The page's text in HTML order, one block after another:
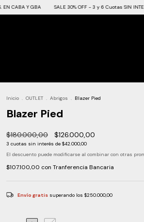
SALE 30% OFF - 3 y 6 Cuotas SIN INTERES - 15% OFF
Inicio . OUTLET . Abrigos . Blazer Pied
Blazer Pied
$180.000,00 $126.000,00
3 cuotas sin interés de $42.000,00
El descuento puede modificarse al combinar con otras
$107.100,00 con Tranferencia Bancaria
Envío gratis superando los $250.000,00